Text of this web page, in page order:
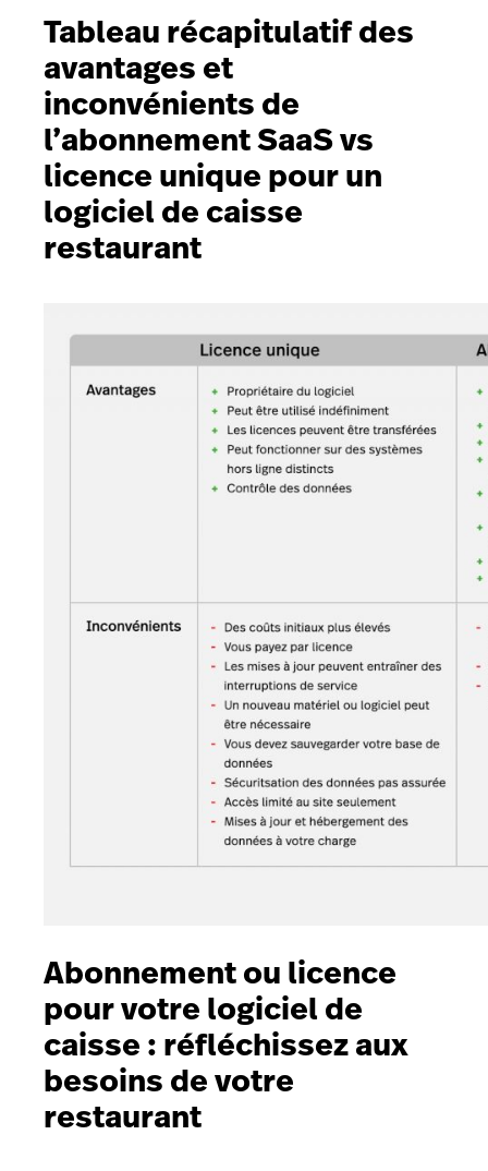
Tableau récapitulatif des
avantages et
inconvénients de
l’abonnement SaaS vs
licence unique pour un
logiciel de caisse
restaurant
Abonnement ou licence
pour votre logiciel de
caisse : réfléchissez aux
besoins de votre
restaurant